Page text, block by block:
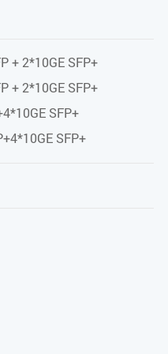
+ 2*10GE SFP+
+ 2*10GE SFP+
SFP+
SFP+